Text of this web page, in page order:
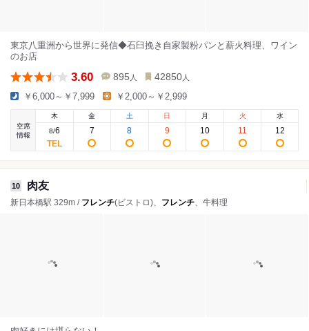
東京八重洲から世界に発信◆石臼挽き自家製粉パンと薪火料理、ワイン
のお店
3.60 895 人 42850 人
￥6,000～￥7,999 ￥2,000～￥2,999
空席
情報
木
8/6
金
7
土
8
日
9
月
10
火
11
水
12
10 肉友
新日本橋駅 329m / フレンチ(ビストロ)、 フレンチ、牛料理